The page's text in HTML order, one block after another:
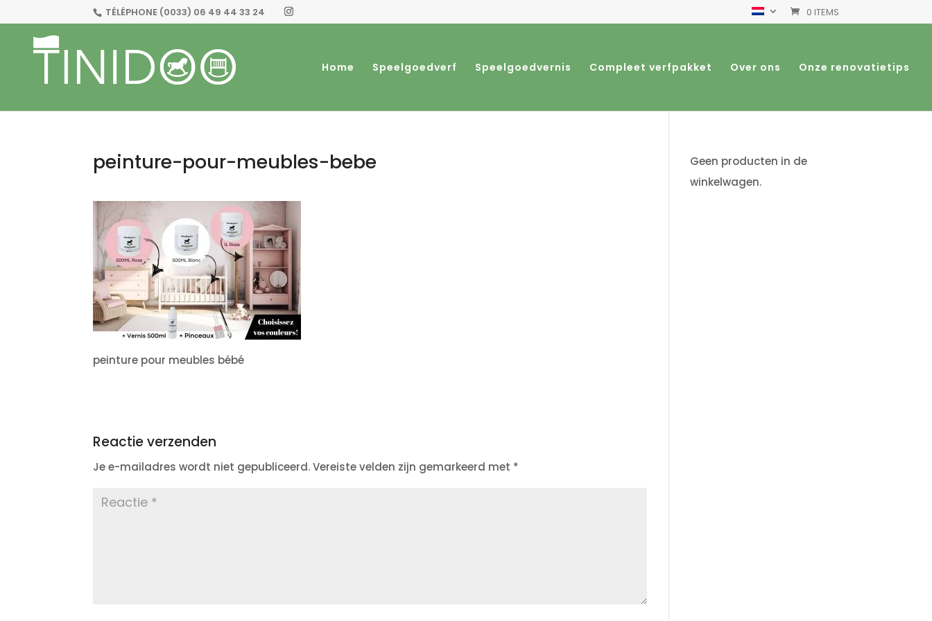
TÉLÉPHONE (0033) 06 49 44 33 24 0 ITEMS
Home Speelgoedverf Speelgoedvernis Compleet verfpakket Over ons Onze renovatietips
peinture-pour-meubles-bebe
peinture pour meubles bébé
Reactie verzenden
Je e-mailadres wordt niet gepubliceerd. Vereiste velden zijn gemarkeerd met *
Geen producten in de
winkelwagen.